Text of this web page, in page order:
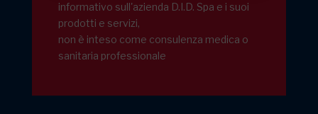
informativo sull'azienda D.I.D. Spa e i suoi
prodotti e servizi,
non è inteso come consulenza medica o
sanitaria professionale